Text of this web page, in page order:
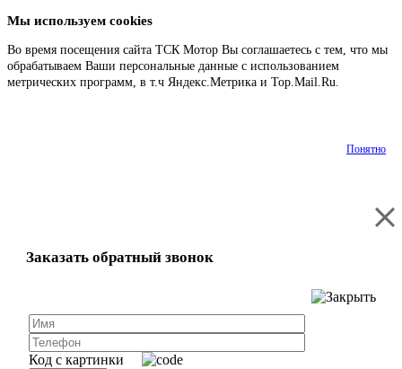
Мы используем cookies
Во время посещения сайта ТСК Мотор Вы соглашаетесь с тем, что мы
обрабатываем Ваши персональные данные с использованием
метрических программ, в т.ч Яндекс.Метрика и Top.Mail.Ru.
Понятно
Заказать обратный звонок
Код с картинки